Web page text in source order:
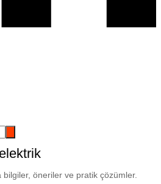
bilgiler, öneriler ve pratik çözümler.